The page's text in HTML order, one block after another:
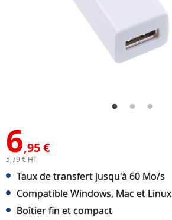
6,95 €
5,79 € HT
Taux de transfert jusqu'à 60 Mo/s
Compatible Windows, Mac et Linux
Boîtier fin et compact